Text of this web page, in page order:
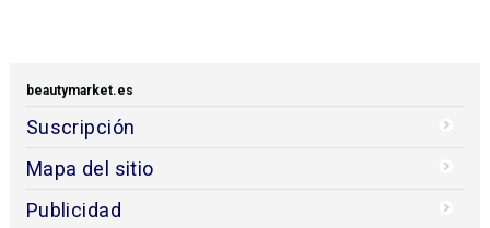
beautymarket.es
Suscripción
Mapa del sitio
Publicidad